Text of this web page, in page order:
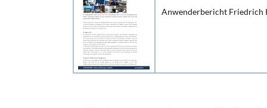
Anwenderbericht Friedrich